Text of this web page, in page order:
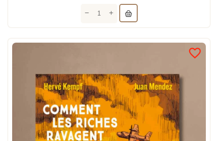
favorite_border